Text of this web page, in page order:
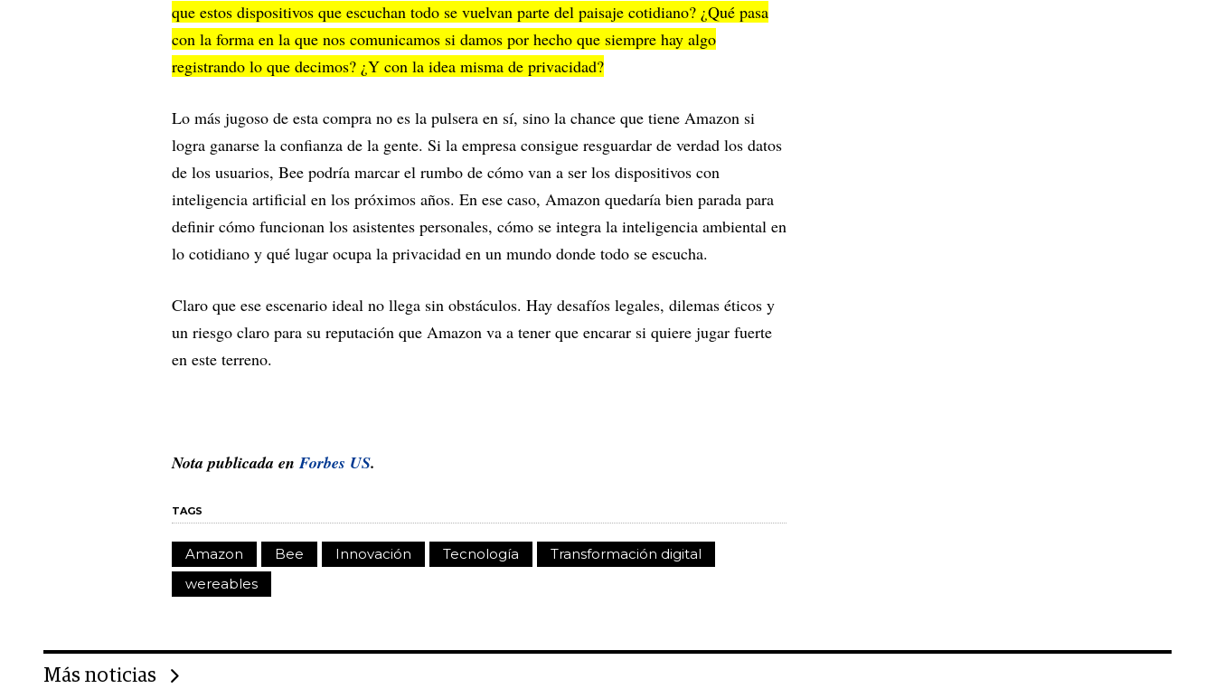
que estos dispositivos que escuchan todo se vuelvan parte del paisaje cotidiano? ¿Qué pasa
con la forma en la que nos comunicamos si damos por hecho que siempre hay algo
registrando lo que decimos? ¿Y con la idea misma de privacidad?
Lo más jugoso de esta compra no es la pulsera en sí, sino la chance que tiene Amazon si
logra ganarse la confianza de la gente. Si la empresa consigue resguardar de verdad los datos
de los usuarios, Bee podría marcar el rumbo de cómo van a ser los dispositivos con
inteligencia artificial en los próximos años. En ese caso, Amazon quedaría bien parada para
definir cómo funcionan los asistentes personales, cómo se integra la inteligencia ambiental en
lo cotidiano y qué lugar ocupa la privacidad en un mundo donde todo se escucha.
Claro que ese escenario ideal no llega sin obstáculos. Hay desafíos legales, dilemas éticos y
un riesgo claro para su reputación que Amazon va a tener que encarar si quiere jugar fuerte
en este terreno.
Nota publicada enForbes US.
TAGS
Amazon Bee Innovación Tecnología
Transformación digital
wereables
Más noticias